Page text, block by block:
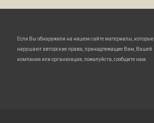
Если Вы обнаружили на нашем сайте материалы, которые
нарушают авторские права, принадлежащие Вам, Вашей
компании или организации, пожалуйста, сообщите нам.